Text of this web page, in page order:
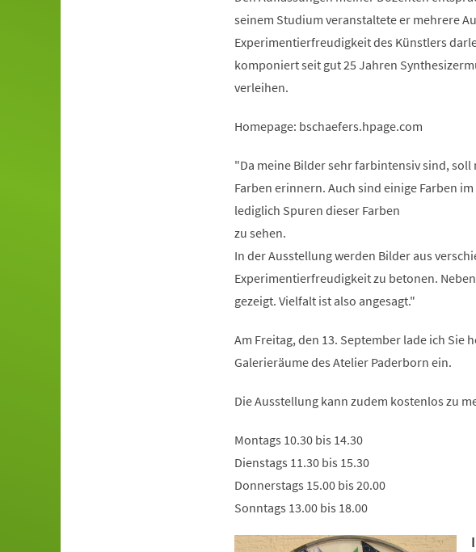
seinem Studium veranstaltete er mehrere
Experimentierfreudigkeit des Künstlers
komponiert seit gut 25 Jahren
verleihen.
Homepage: bschaefers.hpage.com
"Da meine Bilder sehr farbintensiv sind,
Farben erinnern. Auch sind einige Farben
lediglich Spuren dieser Farben
zu sehen.
In der Ausstellung werden Bilder aus
Experimentierfreudigkeit zu betonen.
gezeigt. Vielfalt ist also angesagt."
Am Freitag, den 13. September lade ich Sie
Galerieräume des Atelier Paderborn ein.
Die Ausstellung kann zudem kostenlos zu
Montags 10.30 bis 14.30
Dienstags 11.30 bis 15.30
Donnerstags 15.00 bis 20.00
Sonntags 13.00 bis 18.00